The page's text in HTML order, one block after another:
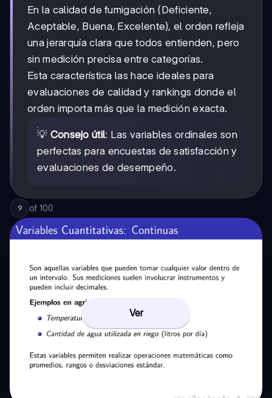
En la calidad de fumigación (Deficiente,
Aceptable, Buena, Excelente), el orden refleja
una jerarquía clara que todos entienden, pero
sin medición precisa entre categorías.
Esta característica las hace ideales para
evaluaciones de calidad y rankings donde el
orden importa más que la medición exacta.
💡 Consejo útil: Las variables ordinales son
perfectas para encuestas de satisfacción y
evaluaciones de desempeño.
9 of 100
Ver